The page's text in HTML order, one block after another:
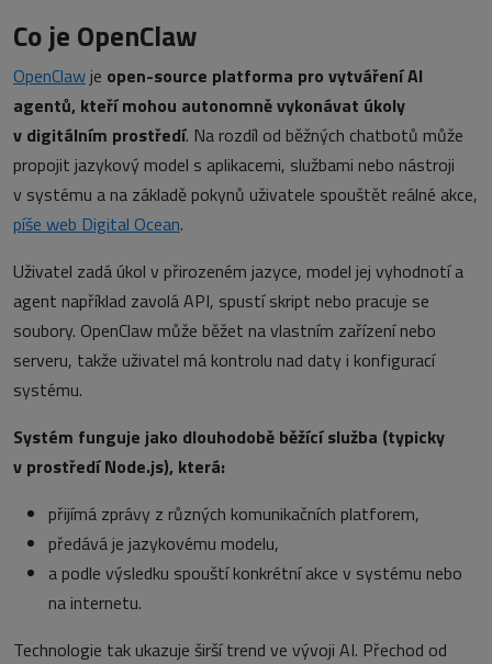
Co je OpenClaw
OpenClawje open-source platforma pro vytváření AI
agentů, kteří mohou autonomně vykonávat úkoly
v digitálním prostředí. Na rozdíl od běžných chatbotů může
propojit jazykový model s aplikacemi, službami nebo nástroji
v systému a na základě pokynů uživatele spouštět reálné akce,
píše web Digital Ocean.
Uživatel zadá úkol v přirozeném jazyce, model jej vyhodnotí a
agent například zavolá API, spustí skript nebo pracuje se
soubory. OpenClaw může běžet na vlastním zařízení nebo
serveru, takže uživatel má kontrolu nad daty i konfigurací
systému.
Systém funguje jako dlouhodobě běžící služba (typicky
v prostředí Node.js), která:
přijímá zprávy z různých komunikačních platforem,
předává je jazykovému modelu,
a podle výsledku spouští konkrétní akce v systému nebo
na internetu.
Technologie tak ukazuje širší trend ve vývoji AI. Přechod od